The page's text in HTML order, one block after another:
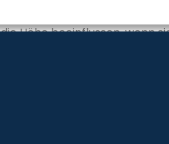
und andererseits an
Höhe beeinflussen, wenn